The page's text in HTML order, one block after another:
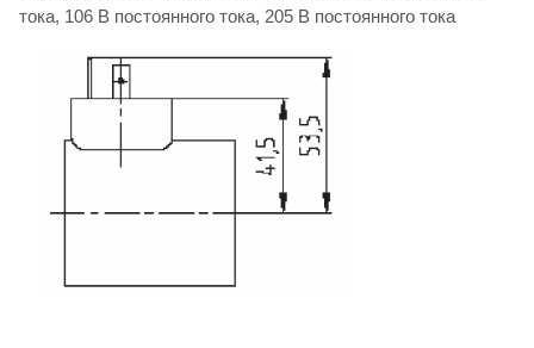
тока, 106 B постоянного тока, 205 B постоянного тока